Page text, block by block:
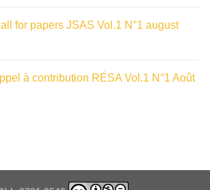
for papers JSAS Vol.1 N°1 august
à contribution RÉSA Vol.1 N°1 Août